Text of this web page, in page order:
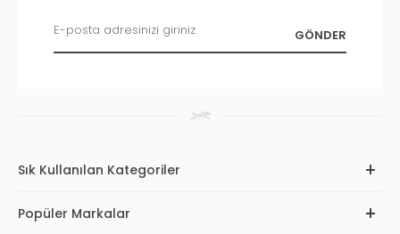
Sık Kullanılan Kategoriler
Popüler Markalar